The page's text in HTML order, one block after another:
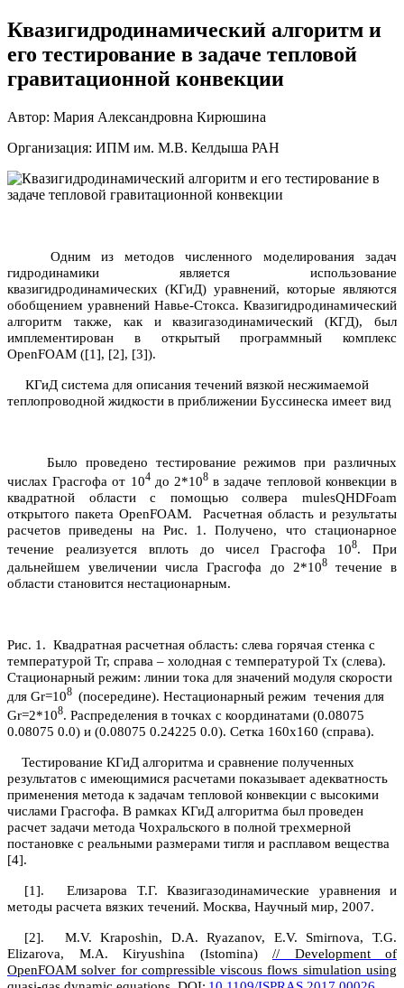
Квазигидродинамический алгоритм и
его тестирование в задаче тепловой
гравитационной конвекции
Автор: Мария Александровна Кирюшина
Организация: ИПМ им. М.В. Келдыша РАН
Одним из методов численногомоделирования задач
гидродинамики является использование
квазигидродинамических (КГиД) уравнений, которые являются
обобщением уравнений Навье-Стокса. Квазигидродинамический
алгоритм также, как и квазигазодинамический (КГД), был
имплементирован в открытый программный комплекс
OpenFOAM ([1], [2], [3]).
КГиД система для описания течений вязкой несжимаемой
теплопроводной жидкости в приближении Буссинеска имеет вид
Было проведено тестирование режимов при различных
числах Грасгофа от 104до 2*108 в задаче тепловой конвекции в
квадратной области с помощью солвера mulesQHDFoam
открытого пакета OpenFOAM.
Расчетная область и результаты
расчетов приведены на Рис. 1. Получено, что стационарное
течение реализуется вплоть до чисел Грасгофа 108. При
дальнейшем увеличении числа Грасгофа до 2*108течение в
области становится нестационарным.
Рис. 1. Квадратная расчетная область: cлева горячая стенка с
температурой Tг, справа – холодная с температурой Tх (слева).
Стационарный режим: линии тока для значений модуля скорости
для Gr=108 (посередине). Нестационарный режим течения для
Gr=2*108. Распределения в точках с координатами (0.08075
0.08075 0.0) и (0.08075 0.24225 0.0). Сетка 160х160 (справа).
Тестирование КГиД алгоритма и сравнение полученных
результатов с имеющимися расчетами показывает адекватность
применения метода к задачам тепловой конвекции с высокими
числами Грасгофа. В рамках КГиД алгоритма был проведен
расчет задачи метода Чохральского в полной трехмерной
постановке с реальными размерами тигля и расплавом вещества
[4].
[1].
Елизарова Т.Г. Квазигазодинамические уравнения и
методы расчета вязких течений. Москва, Научный мир, 2007.
[2].
M.V. Kraposhin, D.A. Ryazanov, E.V. Smirnova, T.G.
Elizarova, M.A. Kiryushina (Istomina) // Development of
OpenFOAM solver for compressible viscous flows simulation using